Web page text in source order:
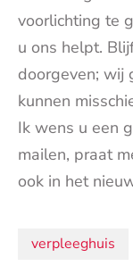
voorlichting te
u ons helpt.
doorgeven; wij
kunnen
Ik wens u een
mailen, praat
ook in het
verpleeghuis